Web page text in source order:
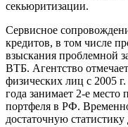
секьюритизации.
Сервисное
кредитов, в том числе
взыскания проблемной
ВТБ. Агентство
физических лиц с 2005
года занимает 2-е место
портфеля в РФ.
достаточную